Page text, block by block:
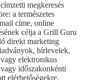
megkeresés
a természetes
címe, online
célja a Grill Guru
direkt marketing
hírlevelek,
elektronikus
időszakonkénti
elérhetőségekre.